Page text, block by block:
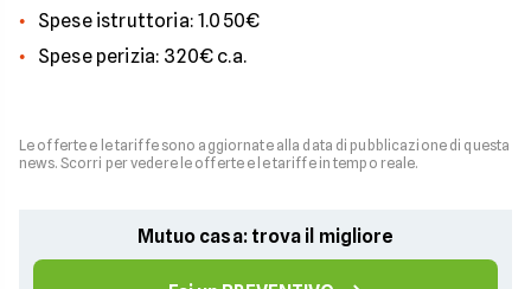
Spese istruttoria: 1.050€
Spese perizia: 320€ c.a.
Le offerte e le tariffe sono aggiornate alla data di pubblicazione di questa
news. Scorri per vedere le offerte e le tariffe in tempo reale.
Mutuo casa: trova il migliore